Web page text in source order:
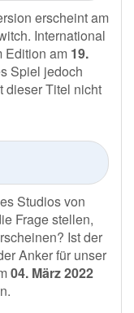
erscheint am
International
Edition am 19.
Spiel jedoch
dieser Titel nicht
Studios von
Frage stellen,
Ist der
Anker für unser
04. März 2022